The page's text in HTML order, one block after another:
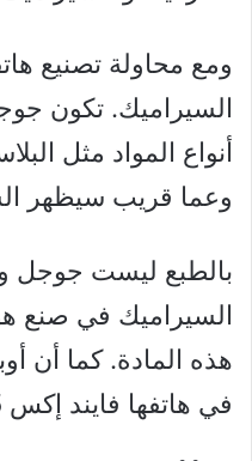
ومع محاولة تصنيع
السيراميك. تكون
أنواع المواد مثل
وعما قريب سيظهر
بالطبع ليست جوجل
السيراميك في صنع
هذه المادة. كما أن
في هاتفها فايند إكس 5 برو.